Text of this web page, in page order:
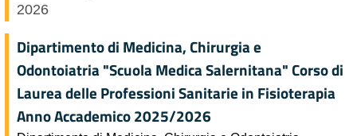
2026
Dipartimento di Medicina, Chirurgia e
Odontoiatria "Scuola Medica Salernitana" Corso di
Laurea delle Professioni Sanitarie in Fisioterapia
Anno Accademico 2025/2026